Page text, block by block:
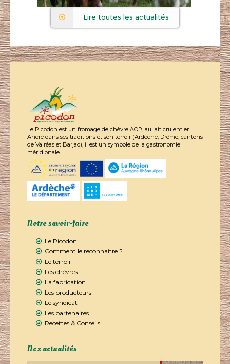
Lire toutes les actualités
Le Picodon est un fromage de chèvre AOP, au lait cru entier.
Ancré dans ses traditions et son terroir (Ardèche, Drôme, cantons
de Valréas et Barjac), il est un symbole de la gastronomie
méridionale.
Notre savoir-faire
Le Picodon
Comment le reconnaître ?
Le terroir
Les chèvres
La fabrication
Les producteurs
Le syndicat
Les partenaires
Recettes & Conseils
Nos actualités